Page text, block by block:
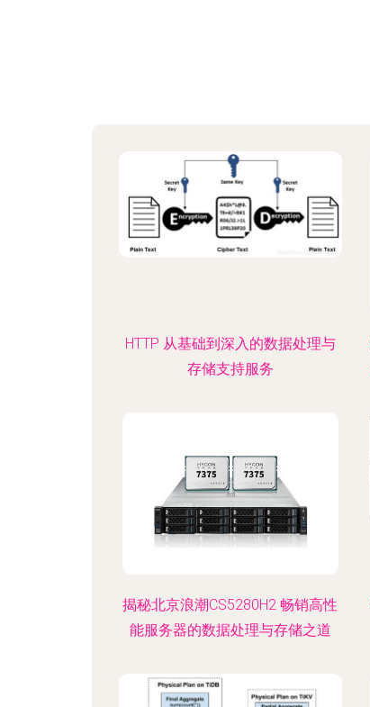
HTTP 从基础到深入的数据处理与
存储支持服务
揭秘北京浪潮CS5280H2 畅销高性
能服务器的数据处理与存储之道